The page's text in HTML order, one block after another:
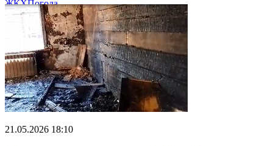
ЖКХПогода
21.05.2026 18:10